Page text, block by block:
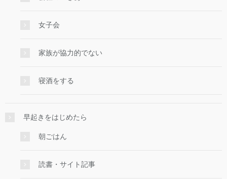
女子会
家族が協力的でない
寝酒をする
早起きをはじめたら
朝ごはん
読書・サイト記事